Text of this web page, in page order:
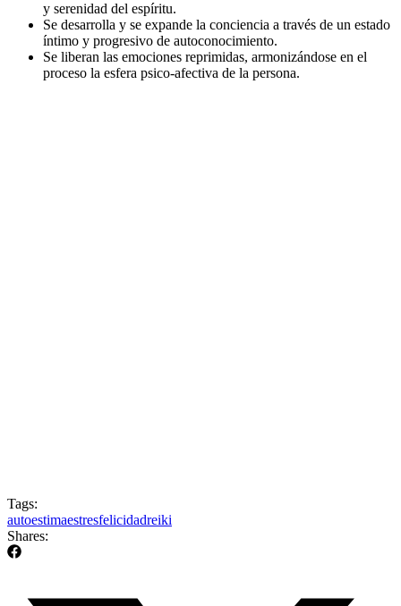
y serenidad del espíritu.
Se desarrolla y se expande la conciencia a través de un estado
íntimo y progresivo de autoconocimiento.
Se liberan las emociones reprimidas, armonizándose en el
proceso la esfera psico-afectiva de la persona.
Tags:
autoestimaestresfelicidadreiki
Shares: